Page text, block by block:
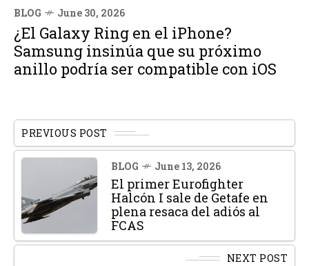
BLOG June 30, 2026
¿El Galaxy Ring en el iPhone?
Samsung insinúa que su próximo
anillo podría ser compatible con iOS
PREVIOUS POST
BLOG June 13, 2026
El primer Eurofighter
Halcón I sale de Getafe en
plena resaca del adiós al
FCAS
NEXT POST